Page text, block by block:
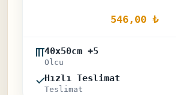
546,00 ₺
40x50cm +5
Olcu
Hızlı Teslimat
Teslimat